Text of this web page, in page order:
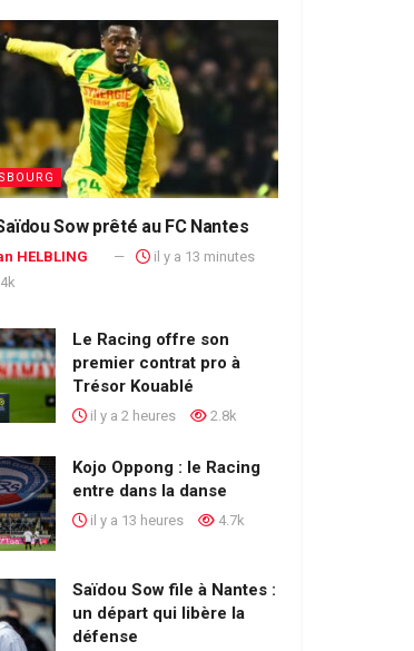
Sow prêté au FC Nantes
HELBLING il y a 13 minutes
Le Racing offre son
premier contrat pro à
Trésor Kouablé
il y a 2 heures 2.8k
Kojo Oppong : le Racing
entre dans la danse
il y a 13 heures 4.7k
Saïdou Sow file à Nantes :
un départ qui libère la
défense